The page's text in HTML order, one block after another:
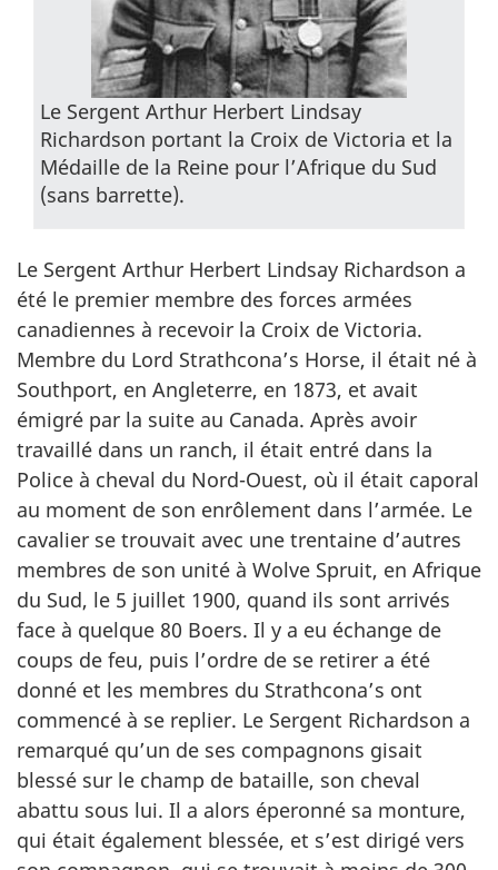
Le Sergent Arthur Herbert Lindsay
Richardson portant la Croix de Victoria et la
Médaille de la Reine pour l’Afrique du Sud
(sans barrette).
Le Sergent Arthur Herbert Lindsay Richardson a
été le premier membre des forces armées
canadiennes à recevoir la Croix de Victoria.
Membre du Lord Strathcona’s Horse, il était né à
Southport, en Angleterre, en 1873, et avait
émigré par la suite au Canada. Après avoir
travaillé dans un ranch, il était entré dans la
Police à cheval du Nord-Ouest, où il était caporal
au moment de son enrôlement dans l’armée. Le
cavalier se trouvait avec une trentaine d’autres
membres de son unité à Wolve Spruit, en Afrique
du Sud, le 5 juillet 1900, quand ils sont arrivés
face à quelque 80 Boers. Il y a eu échange de
coups de feu, puis l’ordre de se retirer a été
donné et les membres du Strathcona’s ont
commencé à se replier. Le Sergent Richardson a
remarqué qu’un de ses compagnons gisait
blessé sur le champ de bataille, son cheval
abattu sous lui. Il a alors éperonné sa monture,
qui était également blessée, et s’est dirigé vers